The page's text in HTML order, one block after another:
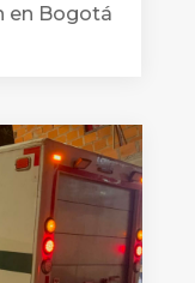
en Bogotá